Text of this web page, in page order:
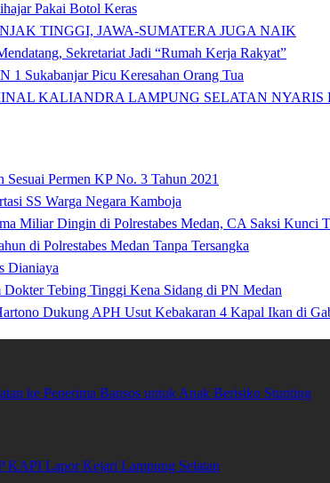
Pakai Botol Keras
TINGGI, JAWA-SUMATERA JUGA NAIK
Sekretariat Jadi “Rumah Kerja Rakyat”
Sukabanjar Picu Keresahan Orang Tua
KALIANDRA LAMPUNG SELATAN NYARIS
Permen KP No. 3 Tahun 2021
SS Warga Negara Kamboja
Miliar Dingin di Polrestabes Medan, CA Saksi Kunci
di Polrestabes Medan Tanpa Tersangka
Dianiaya
Tebing Tinggi Kena Sidang di PN Medan
Dukung APH Usut Kebakaran 4 Kapal Ikan di
ke Penerima Bansos untuk Anak Berisiko Stunting
KAPI Lapor Kejari Lampung Selatan